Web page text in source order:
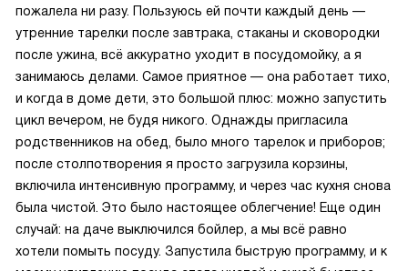
пожалела ни разу. Пользуюсь ей почти каждый день —
утренние тарелки после завтрака, стаканы и сковородки
после ужина, всё аккуратно уходит в посудомойку, а я
занимаюсь делами. Самое приятное — она работает тихо,
и когда в доме дети, это большой плюс: можно запустить
цикл вечером, не будя никого. Однажды пригласила
родственников на обед, было много тарелок и приборов;
после столпотворения я просто загрузила корзины,
включила интенсивную программу, и через час кухня снова
была чистой. Это было настоящее облегчение! Еще один
случай: на даче выключился бойлер, а мы всё равно
хотели помыть посуду. Запустила быструю программу, и к